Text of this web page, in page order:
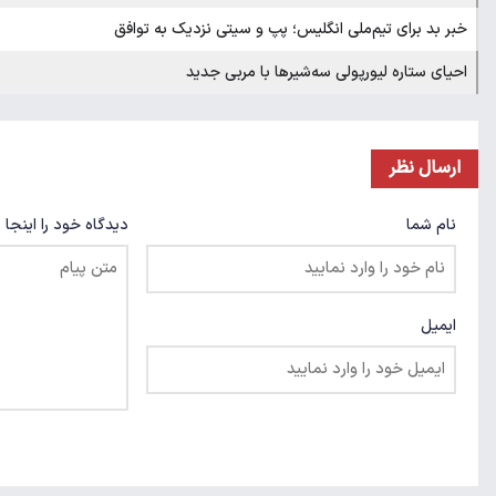
خبر بد برای تیم‌ملی انگلیس؛ پپ و سیتی نزدیک به توافق
احیای ستاره لیورپولی سه‌شیرها با مربی جدید
ارسال نظر
نام شما
ایمیل
دیدگاه خود را